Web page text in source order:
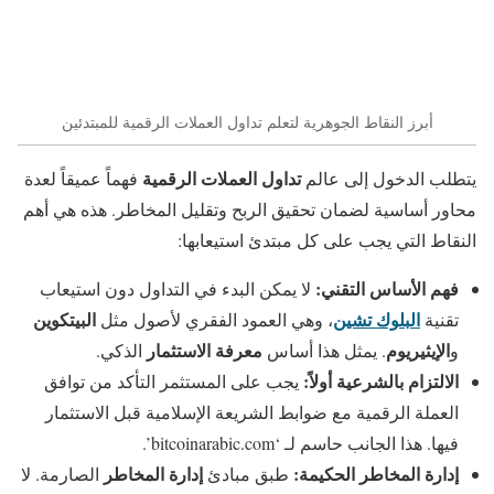
أبرز النقاط الجوهرية لتعلم تداول العملات الرقمية للمبتدئين
يتطلب الدخول إلى عالمتداول العملات الرقمية فهماً عميقاً لعدة
محاور أساسية لضمان تحقيق الربح وتقليل المخاطر. هذه هي أهم
النقاط التي يجب على كل مبتدئ استيعابها:
فهم الأساس التقني: لا يمكن البدء في التداول دون استيعاب
تقنية البلوك تشين، وهي العمود الفقري لأصول مثل البيتكوين
والإيثيريوم. يمثل هذا أساس معرفة الاستثمار الذكي.
الالتزام بالشرعية أولاً: يجب على المستثمر التأكد من توافق
العملة الرقمية مع ضوابط الشريعة الإسلامية قبل الاستثمار
فيها. هذا الجانب حاسم لـ ‘bitcoinarabic.com’.
إدارة المخاطر الحكيمة: طبق مبادئ إدارة المخاطر الصارمة. لا